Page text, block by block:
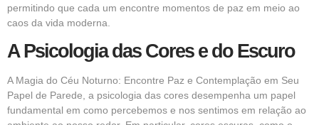
permitindo que cada um encontre momentos de paz em meio ao
caos da vida moderna.
A Psicologia das Cores e do Escuro
A Magia do Céu Noturno: Encontre Paz e Contemplação em Seu
Papel de Parede, a psicologia das cores desempenha um papel
fundamental em como percebemos e nos sentimos em relação ao